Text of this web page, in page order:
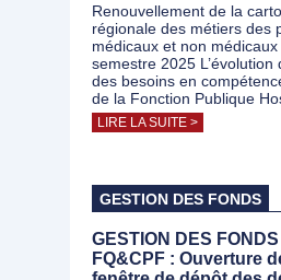
Renouvellement de la
régionale des métiers des
médicaux et non
semestre 2025 L’évolution
des besoins en
de la Fonction Publique
LIRE LA SUITE >
GESTION DES FONDS
GESTION DES
FQ&CPF : Ouverture